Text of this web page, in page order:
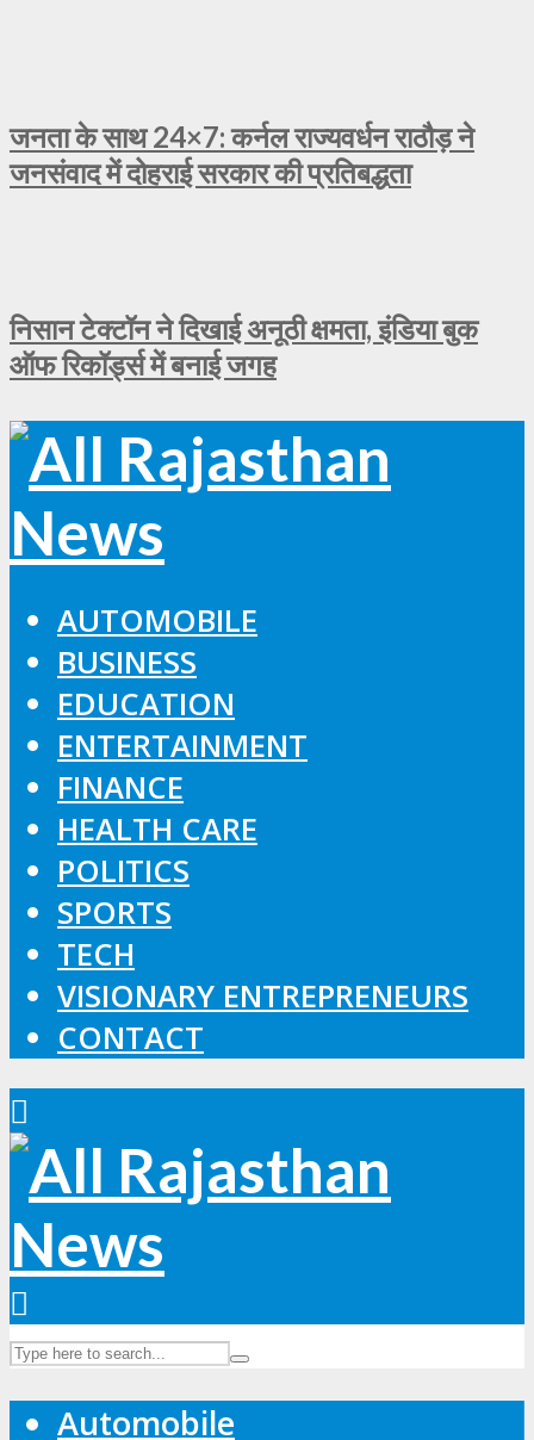
जनता के साथ 24×7: कर्नल राज्यवर्धन राठौड़ ने
जनसंवाद में दोहराई सरकार की प्रतिबद्धता
निसान टेक्टॉन ने दिखाई अनूठी क्षमता, इंडिया बुक
ऑफ रिकॉर्ड्स में बनाई जगह
AUTOMOBILE
BUSINESS
EDUCATION
ENTERTAINMENT
FINANCE
HEALTH CARE
POLITICS
SPORTS
TECH
VISIONARY ENTREPRENEURS
CONTACT
Automobile